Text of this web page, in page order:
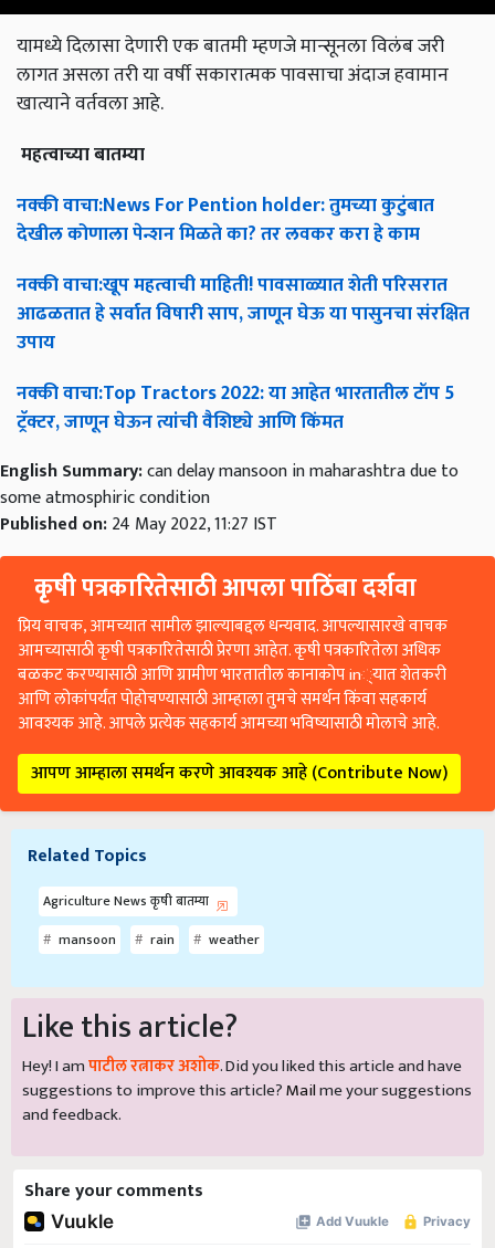
यामध्ये दिलासा देणारी एक बातमी म्हणजे मान्सूनला विलंब जरी
लागत असला तरी या वर्षी सकारात्मक पावसाचा अंदाज हवामान
खात्याने वर्तवला आहे.
महत्वाच्याबातम्या
नक्कीवाचा:News For Pention holder:तुमच्याकुटुंबात
देखीलकोणालापेन्शनमिळतेका?तरलवकरकराहेकाम
नक्कीवाचा:खूपमहत्वाचीमाहिती!पावसाळ्यातशेतीपरिसरात
आढळतातहेसर्वातविषारीसाप,जाणूनघेऊयापासुनचासंरक्षित
उपाय
नक्कीवाचा:Top Tractors 2022:याआहेतभारतातीलटॉप5
ट्रॅक्टर,जाणूनघेऊनत्यांचीवैशिष्ट्येआणिकिंमत
English Summary:can delay mansoon in maharashtra due to
some atmosphiric condition
Published on:24 May 2022, 11:27 IST
कृषी पत्रकारितेसाठी आपला पाठिंबा दर्शवा
प्रिय वाचक, आमच्यात सामील झाल्याबद्दल धन्यवाद. आपल्यासारखे वाचक
आमच्यासाठी कृषी पत्रकारितेसाठी प्रेरणा आहेत. कृषी पत्रकारितेला अधिक
बळकट करण्यासाठी आणि ग्रामीण भारतातील कानाकोप in्यात शेतकरी
आणि लोकांपर्यंत पोहोचण्यासाठी आम्हाला तुमचे समर्थन किंवा सहकार्य
आवश्यक आहे. आपले प्रत्येक सहकार्य आमच्या भविष्यासाठी मोलाचे आहे.
आपण आम्हाला समर्थन करणे आवश्यक आहे (Contribute Now)
Related Topics
Agriculture News कृषी बातम्या
mansoon
rain weather
Like this article?
Hey! I amपाटील रत्नाकर अशोक. Did you liked this article and have
suggestions to improve this article?Mailme your suggestions
and feedback.
Share your comments